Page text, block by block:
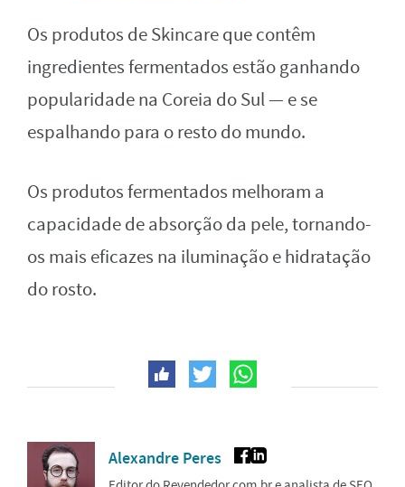
Os produtos de Skincare que contêm
ingredientes fermentados estão ganhando
popularidade na Coreia do Sul — e se
espalhando para o resto do mundo.
Os produtos fermentados melhoram a
capacidade de absorção da pele, tornando-
os mais eficazes na iluminação e hidratação
do rosto.
Alexandre Peres